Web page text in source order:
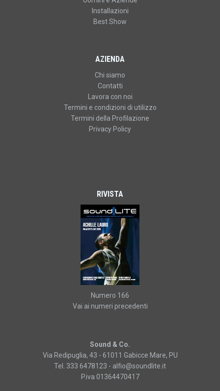
Installazioni
Best Show
AZIENDA
Chi siamo
Contatti
Lavora con noi
Termini e condizioni di utilizzo
Termini della Profilazione
Privacy Policy
RIVISTA
Numero 166
Vai ai numeri precedenti
Sound & Co.
Via Redipuglia, 43 - 61011 Gabicce Mare, PU
Tel. 333 6478123 - alfio@soundlite.it
P.iva 01364470417